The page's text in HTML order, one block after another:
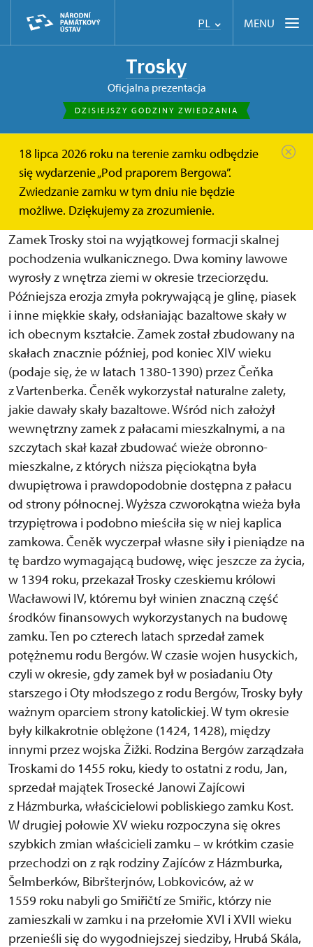
PL MENU
Trosky
Oficjalna prezentacja
DZISIEJSZY GODZINY ZWIEDZANIA
18 lipca 2026 roku na terenie zamku odbędzie
się wydarzenie „Pod praporem Bergowa”.
Zwiedzanie zamku w tym dniu nie będzie
możliwe. Dziękujemy za zrozumienie.
O zamku Historia
Historia zamku Trosky
Zamek Trosky stoi na wyjątkowej formacji skalnej
pochodzenia wulkanicznego. Dwa kominy lawowe
wyrosły z wnętrza ziemi w okresie trzeciorzędu.
Późniejsza erozja zmyła pokrywającą je glinę, piasek
i inne miękkie skały, odsłaniając bazaltowe skały w
ich obecnym kształcie. Zamek został zbudowany na
skałach znacznie później, pod koniec XIV wieku
(podaje się, że w latach 1380-1390) przez Čeňka
z Vartenberka. Čeněk wykorzystał naturalne zalety,
jakie dawały skały bazaltowe. Wśród nich założył
wewnętrzny zamek z pałacami mieszkalnymi, a na
szczytach skał kazał zbudować wieże obronno-
mieszkalne, z których niższa pięciokątna była
dwupiętrowa i prawdopodobnie dostępna z pałacu
od strony północnej. Wyższa czworokątna wieża była
trzypiętrowa i podobno mieściła się w niej kaplica
zamkowa. Čeněk wyczerpał własne siły i pieniądze na
tę bardzo wymagającą budowę, więc jeszcze za życia,
w 1394 roku, przekazał Trosky czeskiemu królowi
Wacławowi IV, któremu był winien znaczną część
środków finansowych wykorzystanych na budowę
zamku. Ten po czterech latach sprzedał zamek
potężnemu rodu Bergów. W czasie wojen husyckich,
czyli w okresie, gdy zamek był w posiadaniu Oty
starszego i Oty młodszego z rodu Bergów, Trosky były
ważnym oparciem strony katolickiej. W tym okresie
były kilkakrotnie oblężone (1424, 1428), między
innymi przez wojska Žižki. Rodzina Bergów zarządzała
Troskami do 1455 roku, kiedy to ostatni z rodu, Jan,
sprzedał majątek Trosecké Janowi Zajícowi
z Házmburka, właścicielowi pobliskiego zamku Kost.
W drugiej połowie XV wieku rozpoczyna się okres
szybkich zmian właścicieli zamku – w krótkim czasie
przechodzi on z rąk rodziny Zajíców z Házmburka,
Šelmberków, Bibršterjnów, Lobkoviców, aż w
1559 roku nabyli go Smiřičtí ze Smiřic, którzy nie
zamieszkali w zamku i na przełomie XVI i XVII wieku
przenieśli się do wygodniejszej siedziby, Hrubá Skála,